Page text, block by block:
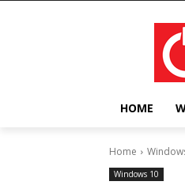
HOME
Home
Windows 10